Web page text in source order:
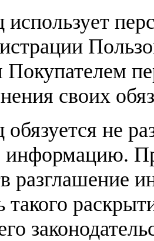
использует
Покупателем
своих
не
информацию.
разглашение
такого